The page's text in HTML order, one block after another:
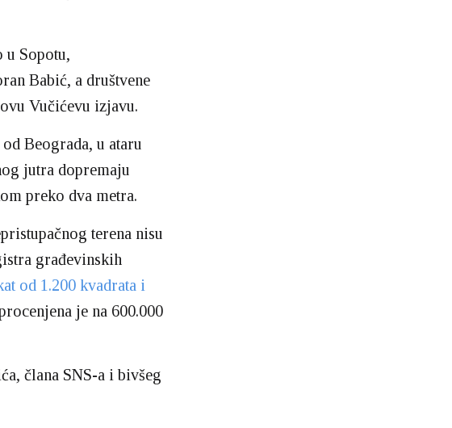
u Sopotu,
Babić, a društvene
Vučićevu izjavu.
Beograda, u ataru
jutra dopremaju
preko dva metra.
terena nisu
građevinskih
od 1.200 kvadrata i
je na 600.000
člana SNS-a i bivšeg